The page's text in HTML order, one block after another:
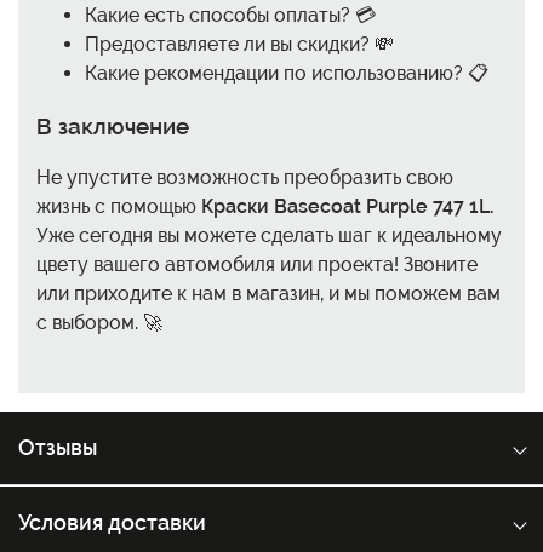
Какие есть способы оплаты? 💳
Предоставляете ли вы скидки? 💸
Какие рекомендации по использованию? 📋
В заключение
Не упустите возможность преобразить свою
жизнь с помощью Краски Basecoat Purple 747 1L.
Уже сегодня вы можете сделать шаг к идеальному
цвету вашего автомобиля или проекта! Звоните
или приходите к нам в магазин, и мы поможем вам
с выбором. 🚀
Отзывы
Условия доставки